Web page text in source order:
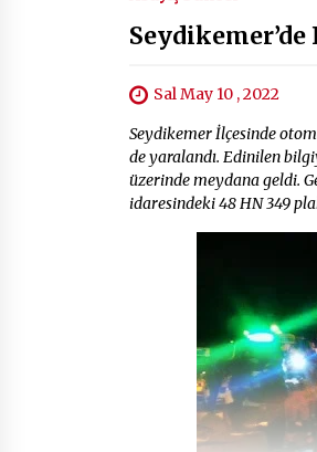
Seydikemer’de
Sal May 10 , 2022
Seydikemer İlçesinde
de yaralandı. Edinilen
üzerinde meydana geldi.
idaresindeki 48 HN 349